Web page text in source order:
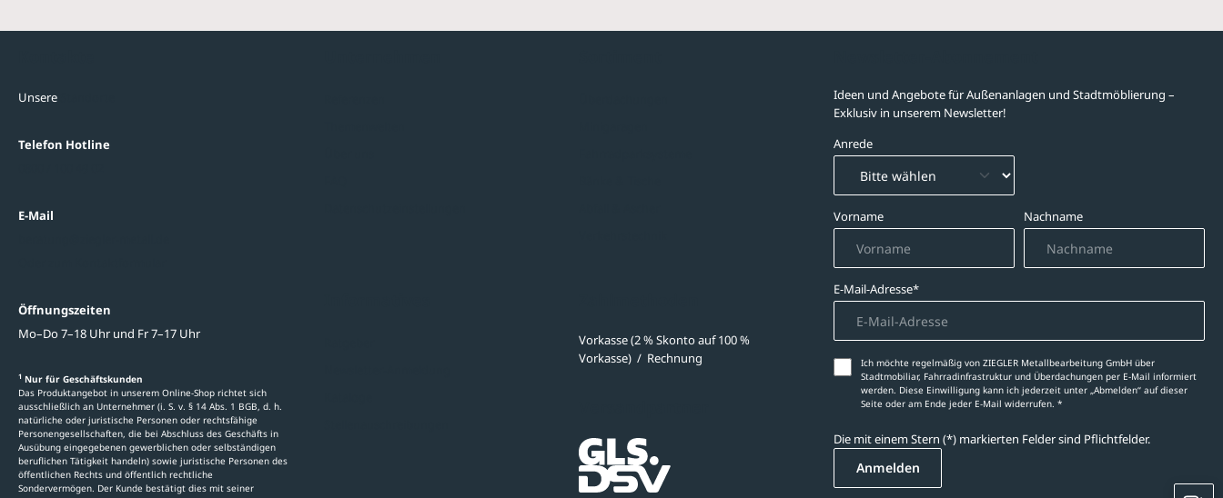
Unsere
Telefon Hotline
E-Mail
Öffnungszeiten
Mo–Do 7–18 Uhr und Fr 7–17 Uhr
1 Nur für Geschäftskunden
Das Produktangebot in unserem Online-Shop richtet sich
ausschließlich an Unternehmer (i. S. v. § 14 Abs. 1 BGB, d. h.
natürliche oder juristische Personen oder rechtsfähige
Personengesellschaften, die bei Abschluss des Geschäfts in
Ausübung eingegebenen gewerblichen oder selbständigen
beruflichen Tätigkeit handeln) sowie juristische Personen des
öffentlichen Rechts und öffentlich rechtliche
Sondervermögen. Der Kunde bestätigt dies mit seiner
Vorkasse (2 % Skonto auf 100 %
Vorkasse) / Rechnung
Ideen und Angebote für Außenanlagen und Stadtmöblierung –
Exklusiv in unserem Newsletter!
Anrede
Vorname Nachname
E-Mail-Adresse*
Ich möchte regelmäßig von ZIEGLER Metallbearbeitung GmbH über
Stadtmobiliar, Fahrradinfrastruktur und Überdachungen per E-Mail informiert
werden. Diese Einwilligung kann ich jederzeit unter „Abmelden‘‘ auf dieser
Seite oder am Ende jeder E-Mail widerrufen. *
Die mit einem Stern (*) markierten Felder sind Pflichtfelder.
Anmelden